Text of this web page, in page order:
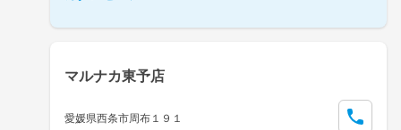
マルナカ東予店
愛媛県西条市周布１９１